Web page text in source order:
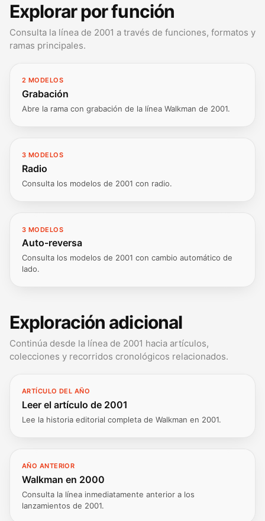
Explorar por función
Consulta la línea de 2001 a través de funciones, formatos y
ramas principales.
2 MODELOS
Grabación
Abre la rama con grabación de la línea Walkman de 2001.
3 MODELOS
Radio
Consulta los modelos de 2001 con radio.
3 MODELOS
Auto-reversa
Consulta los modelos de 2001 con cambio automático de
lado.
Exploración adicional
Continúa desde la línea de 2001 hacia artículos,
colecciones y recorridos cronológicos relacionados.
ARTÍCULO DEL AÑO
Leer el artículo de 2001
Lee la historia editorial completa de Walkman en 2001.
AÑO ANTERIOR
Walkman en 2000
Consulta la línea inmediatamente anterior a los
lanzamientos de 2001.